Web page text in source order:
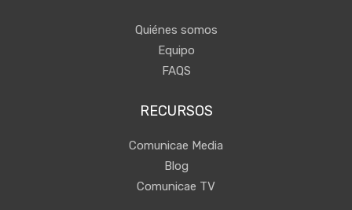
Quiénes somos
Equipo
FAQS
RECURSOS
Comunicae Media
Blog
Comunicae TV